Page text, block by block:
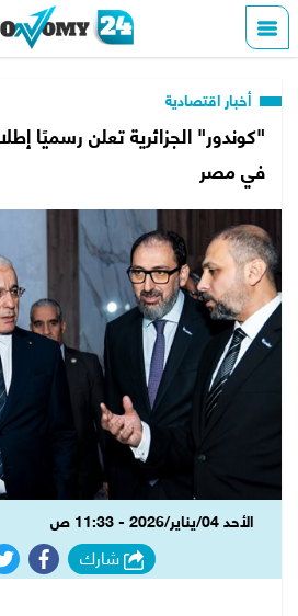
أخبار اقتصادية
"كوندور" الجزائرية تعلن رسميًا
في مصر
الأحد 04/يناير/2026 - 11:33 ص
شارك